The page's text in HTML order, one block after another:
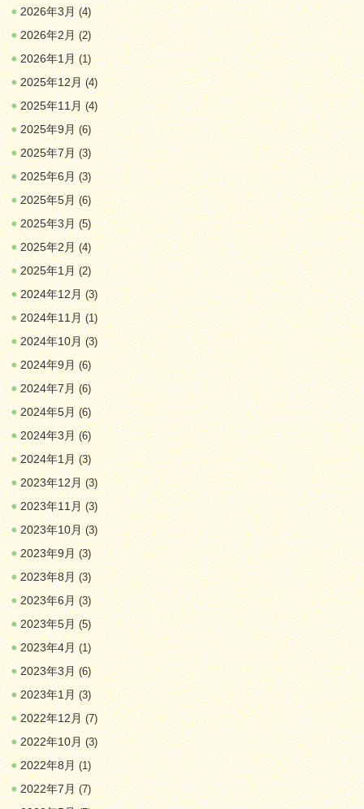
2026年3月(4)
2026年2月(2)
2026年1月(1)
2025年12月(4)
2025年11月(4)
2025年9月(6)
2025年7月(3)
2025年6月(3)
2025年5月(6)
2025年3月(5)
2025年2月(4)
2025年1月(2)
2024年12月(3)
2024年11月(1)
2024年10月(3)
2024年9月(6)
2024年7月(6)
2024年5月(6)
2024年3月(6)
2024年1月(3)
2023年12月(3)
2023年11月(3)
2023年10月(3)
2023年9月(3)
2023年8月(3)
2023年6月(3)
2023年5月(5)
2023年4月(1)
2023年3月(6)
2023年1月(3)
2022年12月(7)
2022年10月(3)
2022年8月(1)
2022年7月(7)